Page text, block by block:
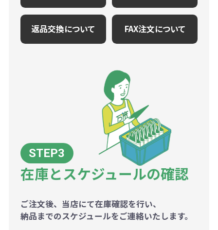
返品交換について FAX注文について
在庫とスケジュールの確認
ご注文後、当店にて在庫確認を行い、
納品までのスケジュールをご連絡いたします。